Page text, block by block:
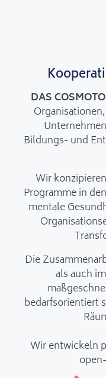
DAS
Bildungs- und
Wir
Programme in
mentale
Die
als auch
bedarfsorientiert
Wir entwickeln